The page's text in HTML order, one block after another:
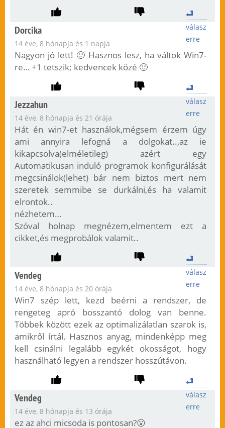
válasz
erre
Dorcika
14 éve, 8 hónapja és 1 napja
Nagyon jó lett! 🙂 Hasznos lesz, ha váltok Win7-
re… +1 tetszik; kedvencek közé 🙂
válasz
erre
Jezzahun
14 éve, 8 hónapja és 21 órája
Hát én win7-et használok,mégsem érzem úgy
ami annyira lefogná a dolgokat..,az ie
kikapcsolva(elméletileg) azért egy
Automatikusan induló programok konfigurálását
megcsinálok(lehet) bár nem biztos mert nem
szeretek semmibe se durkálni,és ha valamit
elrontok..
nézhetem…
Szóval holnap megnézem,elmentem ezt a
cikket,és megprobálok valamit..
válasz
erre
Vendeg
14 éve, 8 hónapja és 20 órája
Win7 szép lett, kezd beérni a rendszer, de
rengeteg apró bosszantó dolog van benne.
Többek között ezek az optimalizálatlan szarok is,
amikről írtál. Hasznos anyag, mindenképp meg
kell csinálni legalább egykét okosságot, hogy
használható legyen a rendszer hosszútávon.
válasz
erre
Vendeg
14 éve, 8 hónapja és 13 órája
ez az ahci micsoda is pontosan?😮